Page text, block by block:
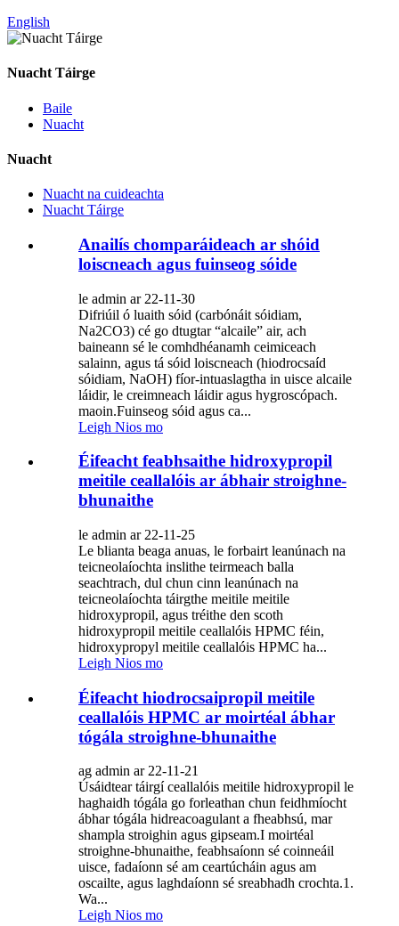
English
Nuacht Táirge
Baile
Nuacht
Nuacht
Nuacht na cuideachta
Nuacht Táirge
Anailís chomparáideach ar shóid
loiscneach agus fuinseog sóide
le admin ar 22-11-30
Difriúil ó luaith sóid (carbónáit sóidiam,
Na2CO3) cé go dtugtar “alcaile” air, ach
baineann sé le comhdhéanamh ceimiceach
salainn, agus tá sóid loiscneach (hiodrocsaíd
sóidiam, NaOH) fíor-intuaslagtha in uisce alcaile
láidir, le creimneach láidir agus hygroscópach.
maoin.Fuinseog sóid agus ca...
Leigh Nios mo
Éifeacht feabhsaithe hidroxypropil
meitile ceallalóis ar ábhair stroighne-
bhunaithe
le admin ar 22-11-25
Le blianta beaga anuas, le forbairt leanúnach na
teicneolaíochta inslithe teirmeach balla
seachtrach, dul chun cinn leanúnach na
teicneolaíochta táirgthe meitile meitile
hidroxypropil, agus tréithe den scoth
hidroxypropil meitile ceallalóis HPMC féin,
hidroxypropyl meitile ceallalóis HPMC ha...
Leigh Nios mo
Éifeacht hiodrocsaipropil meitile
ceallalóis HPMC ar moirtéal ábhar
tógála stroighne-bhunaithe
ag admin ar 22-11-21
Úsáidtear táirgí ceallalóis meitile hidroxypropil le
haghaidh tógála go forleathan chun feidhmíocht
ábhar tógála hidreacoagulant a fheabhsú, mar
shampla stroighin agus gipseam.I moirtéal
stroighne-bhunaithe, feabhsaíonn sé coinneáil
uisce, fadaíonn sé am ceartúcháin agus am
oscailte, agus laghdaíonn sé sreabhadh crochta.1.
Wa...
Leigh Nios mo